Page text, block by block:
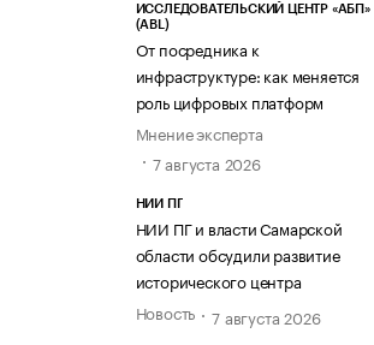
ИССЛЕДОВАТЕЛЬСКИЙ ЦЕНТР «АБП»
(ABL)
От посредника к
инфраструктуре: как меняется
роль цифровых платформ
Мнение эксперта
7 августа 2026
НИИ ПГ
НИИ ПГ и власти Самарской
области обсудили развитие
исторического центра
Новость
7 августа 2026